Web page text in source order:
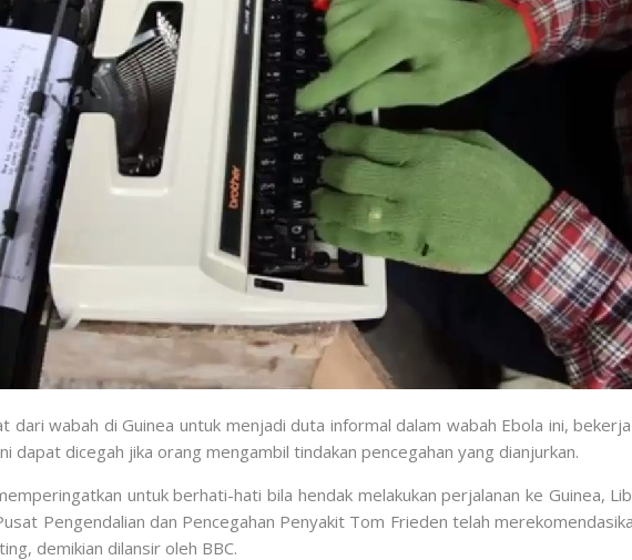
dari wabah di Guinea untuk menjadi duta informal dalam wabah Ebola ini,
dapat dicegah jika orang mengambil tindakan pencegahan yang dianjurkan.
untuk berhati-hati bila hendak melakukan perjalanan ke Guinea,
Pengendalian dan Pencegahan Penyakit Tom Frieden telah
demikian dilansir oleh BBC.